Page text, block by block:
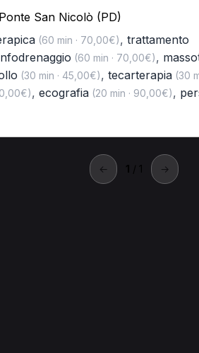
San Nicolò (PD)
(60 min · 70,00€), trattamento
(60 min · 70,00€),
(30 min · 45,00€), tecarterapia(30
, ecografia(20 min · 90,00€),
← 1 / 1 →